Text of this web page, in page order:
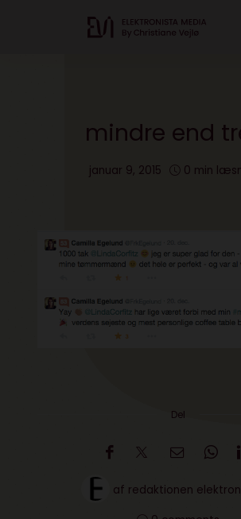
mindre end
januar 9, 2015 0 min
Del
af redaktionen